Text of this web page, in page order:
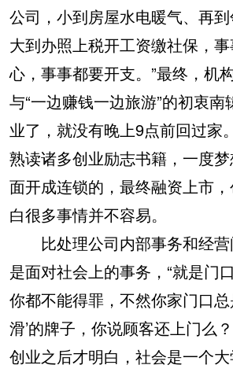
公司，小到房屋水电暖气、再到
大到办照上税开工资缴社保，
心，事事都要开支。”最终，机
与“一边赚钱一边旅游”的初衷南
业了，就没有晚上9点前回过家
熟读诸多创业励志书籍，一度
面开成连锁的，最终融资上市
白很多事情并不容易。
比处理公司内部事务和经营
是面对社会上的事务，“就是门
你都不能得罪，不然你家门口总
滑’的牌子，你说顾客还上门么
创业之后才明白，社会是一个大